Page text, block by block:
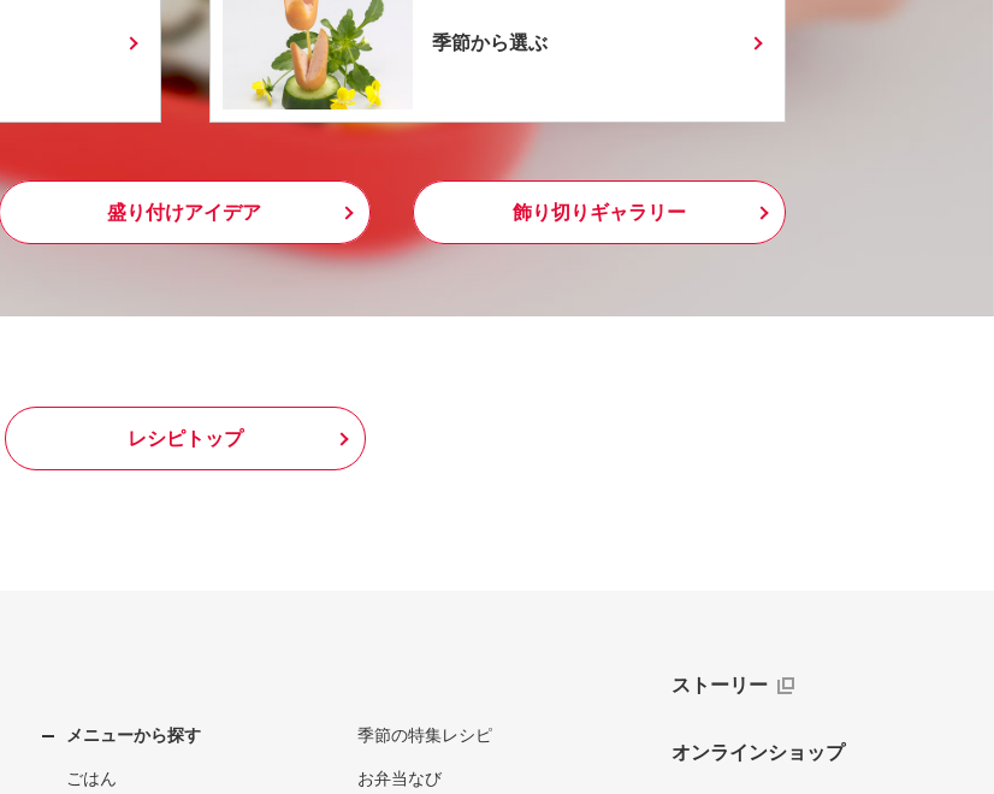
季節から選ぶ
盛り付けアイデア 飾り切りギャラリー
レシピトップ
メニューから探す
ごはん
季節の特集レシピ
お弁当なび
ストーリー
オンラインショップ